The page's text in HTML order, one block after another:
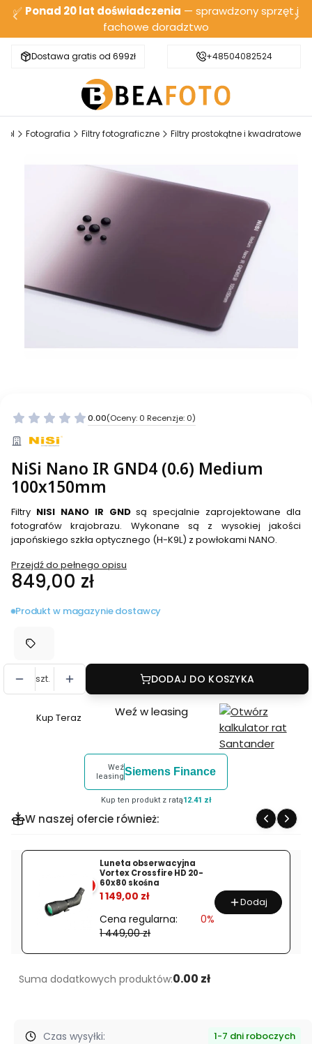
✅ Ponad 20 lat doświadczenia — sprawdzony sprzęt i
fachowe doradztwo
Dostawa gratis od 699zł Bezpieczna wysyłka
+48504082524
Fotografia Filtry fotograficzne Filtry prostokątne i kwadratowe
0.00(Oceny: 0 Recenzje: 0)
NiSi Nano IR GND4 (0.6) Medium
100x150mm
Filtry NISI NANO IR GNDsą specjalnie zaprojektowane dla
fotografów krajobrazu. Wykonane są z wysokiej jakości
japońskiego szkła optycznego (H-K9L) z powłokami NANO.
Przejdź do pełnego opisu
Cena
849,00 zł
Produkt w magazynie dostawcy
szt. DODAJ DO KOSZYKA
Szybki
IR
100x150mm
Kup Teraz Weź w leasing
Weź
leasingSiemens Finance
Kup ten produkt z ratą12.41 zł
W naszej ofercie również:
Luneta obserwacyjna
Vortex Crossfire HD 20-
60x80 skośna
1 149,00 zł
Cena regularna:
1 449,00 zł
0%
Dodaj
Suma dodatkowych produktów:0.00 zł
Czas wysyłki: 1-7 dni roboczych